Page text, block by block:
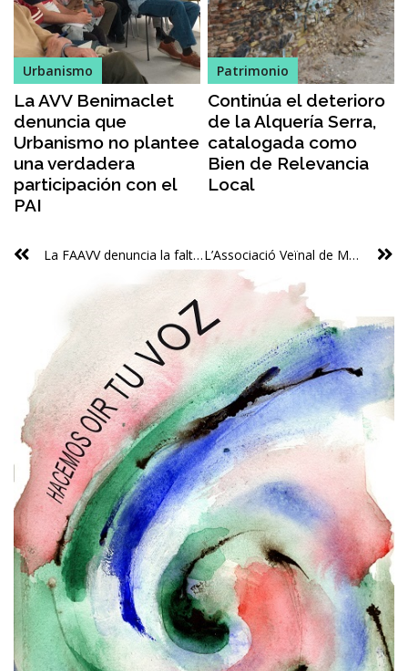
Urbanismo
La AVV Benimaclet
denuncia que
Urbanismo no plantee
una verdadera
participación con el
PAI
Patrimonio
Continúa el deterioro
de la Alquería Serra,
catalogada como
Bien de Relevancia
Local
La FAAVV denuncia la falta de transparència i la violació de DDHH a la frontera L’Associació Veïnal de Marxalenes va rescatar de l’oblit 12 habitatges socials